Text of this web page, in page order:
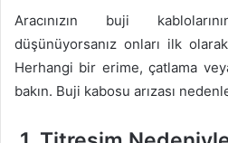
Aracınızın buji
düşünüyorsanız onları ilk
Herhangi bir erime, çatlama
bakın. Buji kabosu arızası